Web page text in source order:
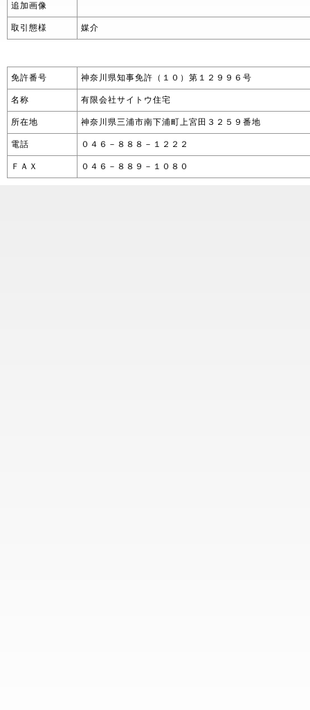
追加画像
取引態様 媒介
免許番号 神奈川県知事免許（１０）第１２９９６号
名称 有限会社サイトウ住宅
所在地 神奈川県三浦市南下浦町上宮田３２５９番地
電話 ０４６－８８８－１２２２
ＦＡＸ ０４６－８８９－１０８０